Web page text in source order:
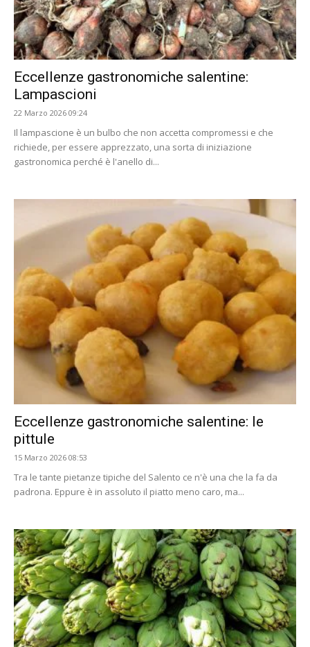
Eccellenze gastronomiche salentine:
Lampascioni
22 Marzo 2026 09:24
Il lampascione è un bulbo che non accetta compromessi e che
richiede, per essere apprezzato, una sorta di iniziazione
gastronomica perché è l'anello di...
Eccellenze gastronomiche salentine: le
pittule
15 Marzo 2026 08:53
Tra le tante pietanze tipiche del Salento ce n'è una che la fa da
padrona. Eppure è in assoluto il piatto meno caro, ma...